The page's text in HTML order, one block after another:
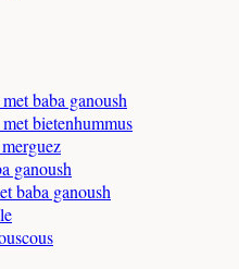
baba ganoush
bietenhummus
ganoush
baba ganoush